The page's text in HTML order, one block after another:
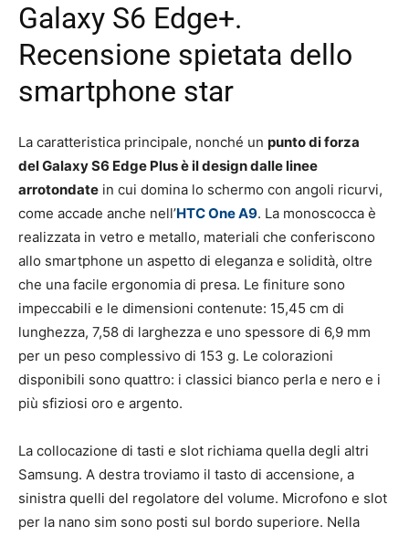
Galaxy S6 Edge+.
Recensione spietata dello
smartphone star
La caratteristica principale, nonché un punto di forza
delGalaxy S6 Edge Plus è il design dalle linee
arrotondate in cui domina lo schermo con angoli ricurvi,
come accade anche nell’HTC One A9. La monoscocca è
realizzata in vetro e metallo, materiali che conferiscono
allo smartphone un aspetto di eleganza e solidità, oltre
che una facile ergonomia di presa. Le finiture sono
impeccabili e le dimensioni contenute: 15,45 cm di
lunghezza, 7,58 di larghezza e uno spessore di 6,9 mm
per un peso complessivo di 153 g. Le colorazioni
disponibili sono quattro: i classici bianco perla e nero e i
più sfiziosi oro e argento.
La collocazione di tasti e slot richiama quella degli altri
Samsung. A destra troviamo il tasto di accensione, a
sinistra quelli del regolatore del volume. Microfono e slot
per la nano sim sono posti sul bordo superiore. Nella